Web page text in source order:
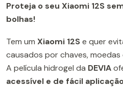
Proteja o seu Xiaomi 12S
bolhas!
Tem um Xiaomi 12Se quer
causados por chaves, moedas
A película hidrogel da DEVIA
acessível e de fácil